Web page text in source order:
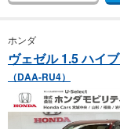
ホンダ
ヴェゼル 1.5 ハイ
（DAA-RU4）